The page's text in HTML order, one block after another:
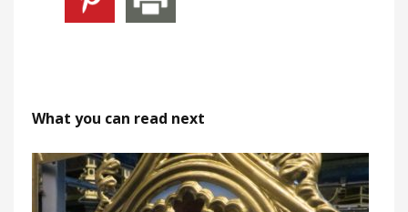
What you can read next